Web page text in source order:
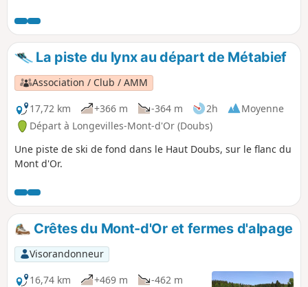
Vaulion (1483 m) avant de longer et
traverser le fleuve de l’Orbe. Vallorbe est
devenue dès le Moyen-Âge un lieu
important de l’industrie du fer grâce à
ses gisements de minerai de fer et ses
réserves de bois. Au musée du fer et du
chemin de fer de Vallorbe, vous quittez
la ville en suivant la rive du Lac du Day.
L’itinéraire passe ensuite à proximité du
viaduc du Day, très beau pont en arc
construit en 1925, avant d'arriver au
l’Orbe, puis à Ballaigues, située sur le
versant sud de la chaîne du Suchet, au-
dessus du cours de l’Orbe
La piste du lynx au départ de Métabief
Association / Club / AMM
17,72 km
+366 m -364 m 2h
Moyenne
Départ à Longevilles-Mont-d'Or (Doubs)
Une piste de ski de fond dans le Haut Doubs, sur le flanc du
Mont d'Or.
Crêtes du Mont-d'Or et fermes d'alpage
Visorandonneur
16,74 km
+469 m
-462 m